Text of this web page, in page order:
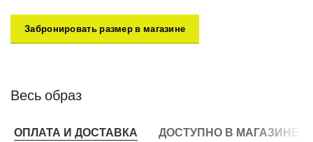
Забронировать размер в магазине
Весь образ
ОПЛАТА И ДОСТАВКА ДОСТУПНО В МАГАЗИНЕ